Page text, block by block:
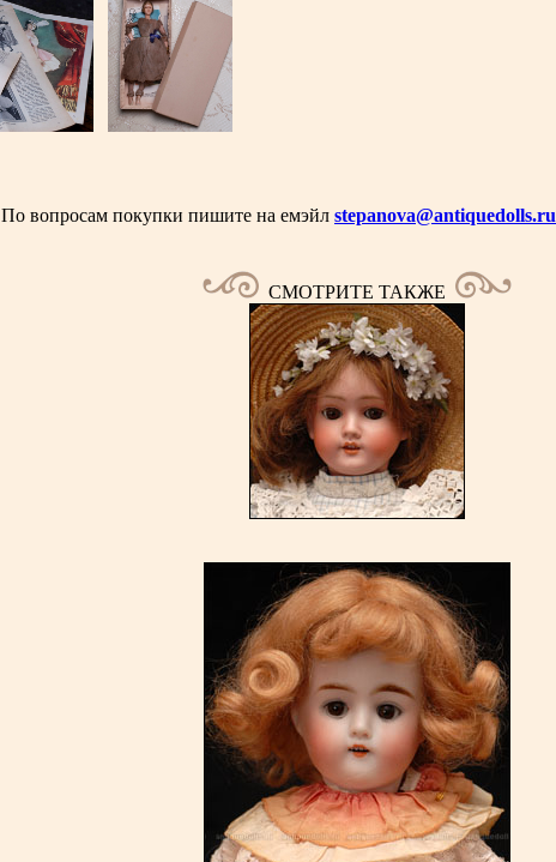
По вопросам покупки пишите на емэйл stepanova@antiquedolls.ru
СМОТРИТЕ ТАКЖЕ